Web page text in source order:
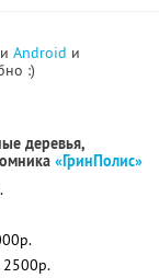
Android и
:)
деревья,
«ГринПолис»
2500р.